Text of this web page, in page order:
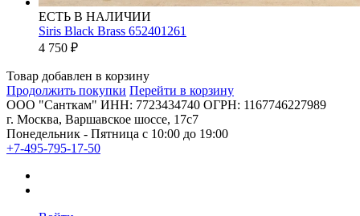
ЕСТЬ В НАЛИЧИИ
Siris Black Brass 652401261
4 750 ₽
Товар добавлен в корзину
Продолжить покупки Перейти в корзину
ООО "Санткам" ИНН: 7723434740 ОГРН: 1167746227989
г. Москва, Варшавское шоссе, 17с7
Понедельник - Пятница с 10:00 до 19:00
+7-495-795-17-50